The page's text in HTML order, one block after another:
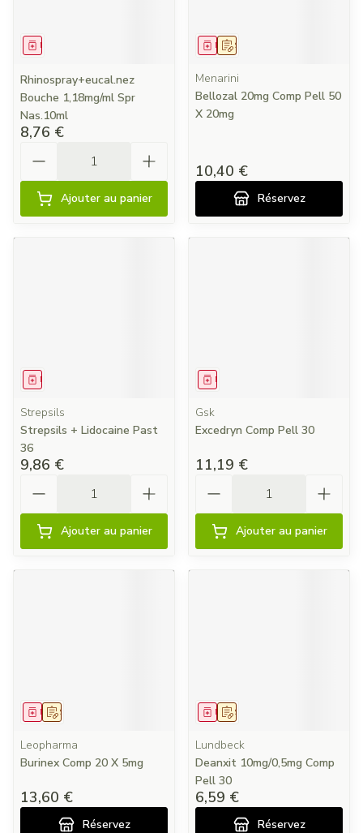
Médicament
Rhinospray+eucal.nez
Bouche 1,18mg/ml Spr
Nas.10ml
8,76 €
Ajouter au panier
Sur prescription
Médicament
Menarini
Bellozal 20mg Comp Pell 50
X 20mg
10,40 €
Réservez
Médicament
Strepsils
Strepsils + Lidocaine Past
36
9,86 €
Ajouter au panier
Médicament
Gsk
Excedryn Comp Pell 30
11,19 €
Ajouter au panier
Sur prescription
Médicament
Leopharma
Burinex Comp 20 X 5mg
13,60 €
Réservez
Sur prescription
Médicament
Lundbeck
Deanxit 10mg/0,5mg Comp
Pell 30
6,59 €
Réservez